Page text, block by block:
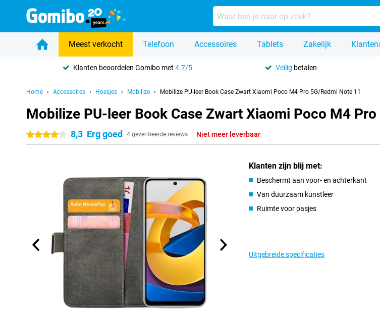
Meest verkocht Telefoon Accessoires Tablets Zakelijk
Klanten beoordelen Gomibo met 4.7/5 Veilig betalen
Home Accessoires Hoesjes Mobilize Mobilize PU-leer Book Case Zwart Xiaomi Poco M4 Pro 5G/Redmi Note 11
Mobilize PU-leer Book Case Zwart Xiaomi Poco M4 Pro
4 sterren8,3 Erg goed 4 geverifieerde reviews Niet meer leverbaar
Klanten zijn blij met:
Beschermt aan voor- en achterkant
Van duurzaam kunstleer
Ruimte voor pasjes
Uitgebreide specificaties